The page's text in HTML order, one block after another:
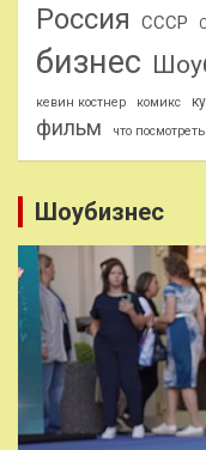
Россия СССР
бизнес
кевин костнер комикс
фильм
что посмотреть
Шоубизнес